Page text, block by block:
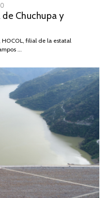
DE
2026
Chuchupa y
filial de la estatal
…